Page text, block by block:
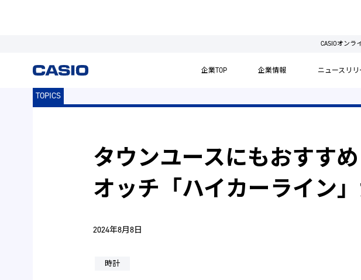
CASIOオンラ
企業TOP 企業情報 ニュースリリ
TOPICS
タウンユースにもおすす
オッチ「ハイカーライン
2024年8月8日
時計